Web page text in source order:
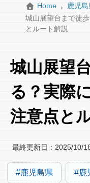
Home 鹿児島
城山展望台まで徒
とルート解説
城山展望
る？実際
注意点と
最終更新日： 2025/10/
鹿児島県 鹿